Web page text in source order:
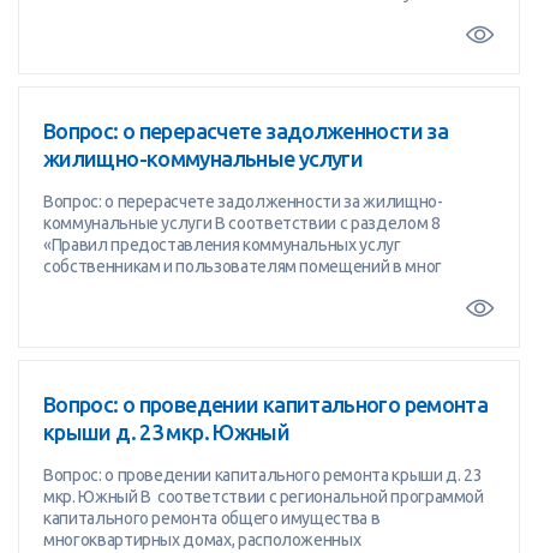
Вопрос: о перерасчете задолженности за
жилищно-коммунальные услуги
Вопрос: о перерасчете задолженности за жилищно-
коммунальные услуги В соответствии с разделом 8
«Правил предоставления коммунальных услуг
собственникам и пользователям помещений в мног
Вопрос: о проведении капитального ремонта
крыши д. 23 мкр. Южный
Вопрос: о проведении капитального ремонта крыши д. 23
мкр. Южный В соответствии с региональной программой
капитального ремонта общего имущества в
многоквартирных домах, расположенных